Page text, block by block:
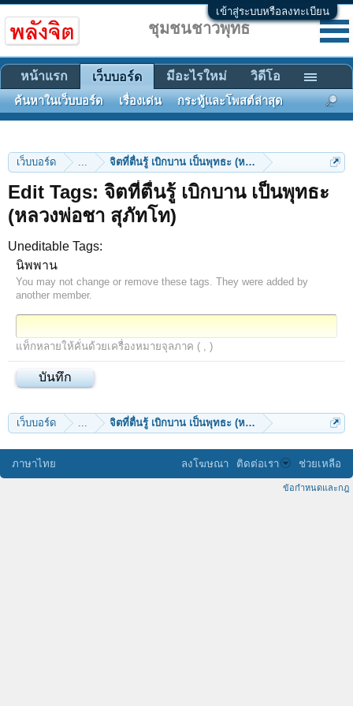
เข้าสู่ระบบหรือลงทะเบียน
เว็บบอร์ด ... จิตที่ตื่นรู้ เบิกบาน เป็นพุทธะ (หลวงพ่อชา สุภัทโท)
Edit Tags: จิตที่ตื่นรู้ เบิกบาน เป็นพุทธะ
(หลวงพ่อชา สุภัทโท)
Uneditable Tags:
นิพพาน
You may not change or remove these tags. They were added by
another member.
แท็กหลายให้คั่นด้วยเครื่องหมายจุลภาค ( , )
เว็บบอร์ด ... จิตที่ตื่นรู้ เบิกบาน เป็นพุทธะ (หลวงพ่อชา สุภัทโท)
ชุมชนชาวพุทธ
หน้าแรก เว็บบอร์ด
ค้นหาในเว็บบอร์ด เรื่องเด่น กระทู้และโพสต์ล่าสุด
มีอะไรใหม่ วิดีโอ
ภาษาไทย ลงโฆษณา ติดต่อเรา ช่วยเหลือ
ข้อกำหนดและกฎ